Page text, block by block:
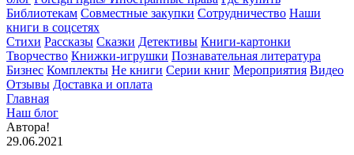
Библиотекам Совместные закупки Сотрудничество Наши
книги в соцсетях
Стихи Рассказы Сказки Детективы Книги-картонки
Творчество Книжки-игрушки Познавательная литература
Бизнес Комплекты Не книги Серии книг Мероприятия Видео
Отзывы Доставка и оплата
Главная
Наш блог
Автора!
29.06.2021